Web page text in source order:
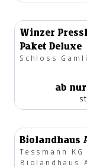
Winzer
Paket Deluxe
Schloss
ab nur
Biolandhaus
Tessmann KG
Biolandhaus